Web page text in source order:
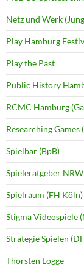
Netz und Werk
Play Hamburg
Play the Past
Public History
RCMC Hamburg
Researching Games
Spielbar (BpB)
Spieleratgeber NRW
Spielraum (FH Köln)
Stigma Videospiele
Strategie Spielen
Thorsten Logge